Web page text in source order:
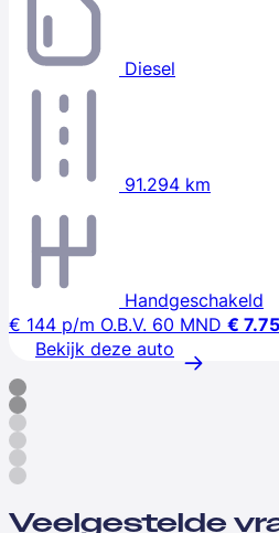
Diesel
91.294 km
Handgeschakeld
€ 144 p/m O.B.V. 60 MND €
Bekijk deze auto
Veelgestelde